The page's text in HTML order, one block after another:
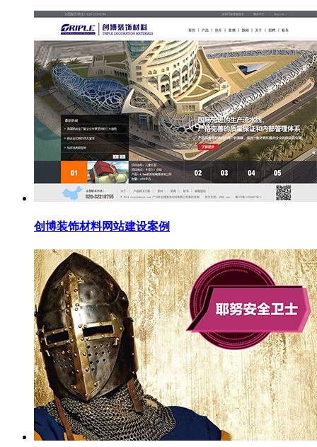
创博装饰材料网站建设案例